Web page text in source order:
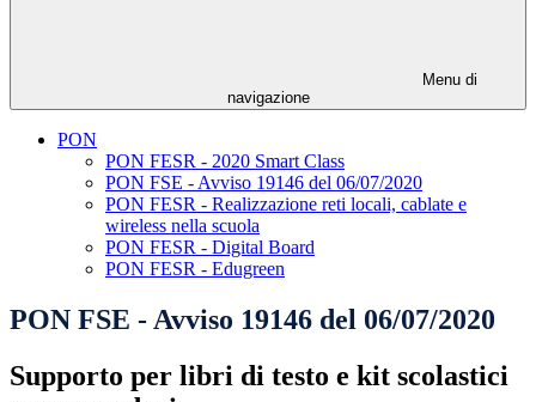
Menu di
navigazione
PON
PON FESR - 2020 Smart Class
PON FSE - Avviso 19146 del 06/07/2020
PON FESR - Realizzazione reti locali, cablate e
wireless nella scuola
PON FESR - Digital Board
PON FESR - Edugreen
PON FSE - Avviso 19146 del 06/07/2020
Supporto per libri di testo e kit scolastici